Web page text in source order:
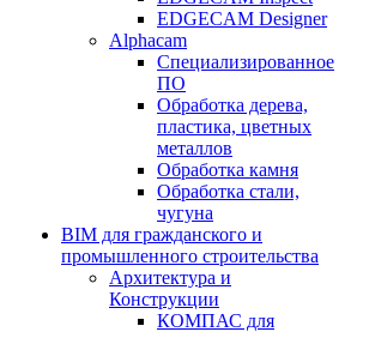
EDGECAM Designer
Alphacam
Специализированное
ПО
Обработка дерева,
пластика, цветных
металлов
Обработка камня
Обработка стали,
чугуна
BIM для гражданского и
промышленного строительства
Архитектура и
Конструкции
КОМПАС для